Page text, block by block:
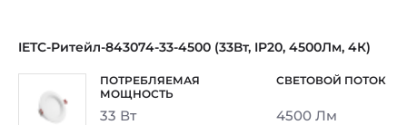
IETC-Ритейл-843074-33-4500 (33Вт, IP20, 4500Лм, 4К)
33 Вт 4500 Лм